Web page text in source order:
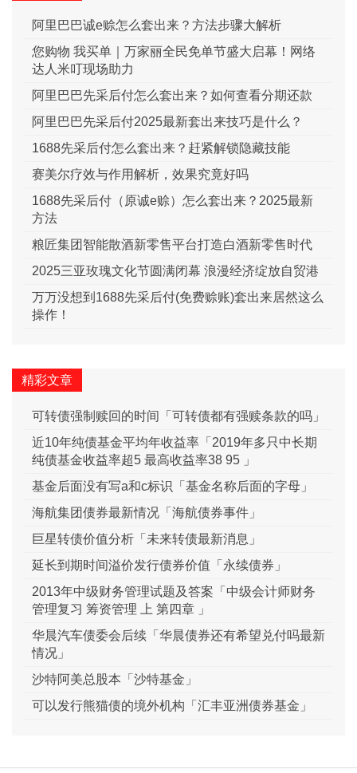
阿里巴巴诚e赊怎么套出来？方法步骤大解析
您购物 我买单｜万家丽全民免单节盛大启幕！网络
达人米叮现场助力
阿里巴巴先采后付怎么套出来？如何查看分期还款
阿里巴巴先采后付2025最新套出来技巧是什么？
1688先采后付怎么套出来？赶紧解锁隐藏技能
赛美尔疗效与作用解析，效果究竟好吗
1688先采后付（原诚e赊）怎么套出来？2025最新
方法
粮匠集团智能散酒新零售平台打造白酒新零售时代
2025三亚玫瑰文化节圆满闭幕 浪漫经济绽放自贸港
万万没想到1688先采后付(免费赊账)套出来居然这么
操作！
精彩文章
可转债强制赎回的时间「可转债都有强赎条款的吗」
近10年纯债基金平均年收益率「2019年多只中长期
纯债基金收益率超5 最高收益率38 95 」
基金后面没有写a和c标识「基金名称后面的字母」
海航集团债券最新情况「海航债券事件」
巨星转债价值分析「未来转债最新消息」
延长到期时间溢价发行债券价值「永续债券」
2013年中级财务管理试题及答案「中级会计师财务
管理复习 筹资管理 上 第四章 」
华晨汽车债委会后续「华晨债券还有希望兑付吗最新
情况」
沙特阿美总股本「沙特基金」
可以发行熊猫债的境外机构「汇丰亚洲债券基金」